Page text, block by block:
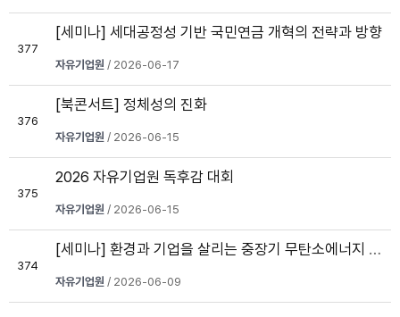
377
[세미나] 세대공정성 기반 국민연금 개혁의 전략과 방향
자유기업원 / 2026-06-17
376
[북콘서트] 정체성의 진화
자유기업원 / 2026-06-15
375
2026 자유기업원 독후감 대회
자유기업원 / 2026-06-15
374
[세미나] 환경과 기업을 살리는 중장기 무탄소에너지 전략
자유기업원 / 2026-06-09